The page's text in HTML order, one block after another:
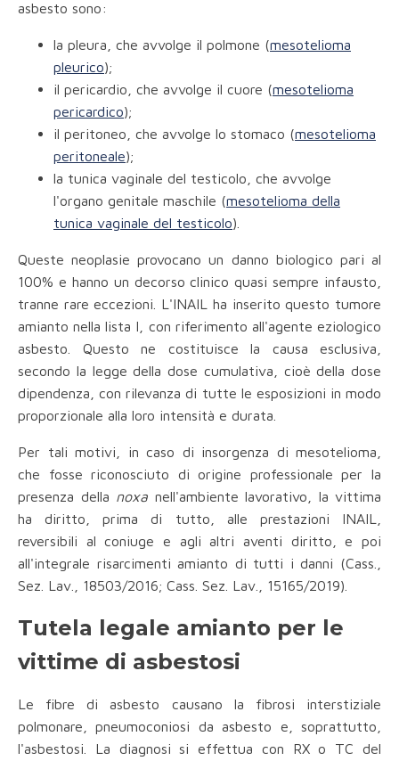
asbesto sono:
la pleura, che avvolge il polmone (mesotelioma
pleurico);
il pericardio, che avvolge il cuore (mesotelioma
pericardico);
il peritoneo, che avvolge lo stomaco (mesotelioma
peritoneale);
la tunica vaginale del testicolo, che avvolge
l'organo genitale maschile (mesotelioma della
tunica vaginale del testicolo).
Queste neoplasie provocano un danno biologico pari al
100% e hanno un decorso clinico quasi sempre infausto,
tranne rare eccezioni. L'INAIL ha inserito questo tumore
amianto nella lista I, con riferimento all'agente eziologico
asbesto. Questo ne costituisce la causa esclusiva,
secondo la legge della dose cumulativa, cioè della dose
dipendenza, con rilevanza di tutte le esposizioni in modo
proporzionale alla loro intensità e durata.
Per tali motivi, in caso di insorgenza di mesotelioma,
che fosse riconosciuto di origine professionale per la
presenza della noxa nell'ambiente lavorativo, la vittima
ha diritto, prima di tutto, alle prestazioni INAIL,
reversibili al coniuge e agli altri aventi diritto, e poi
all'integrale risarcimenti amianto di tutti i danni (Cass.,
Sez. Lav., 18503/2016; Cass. Sez. Lav., 15165/2019).
Tutela legale amianto per le
vittime di asbestosi
Le fibre di asbesto causano la fibrosi interstiziale
polmonare, pneumoconiosi da asbesto e, soprattutto,
l'asbestosi. La diagnosi si effettua con RX o TC del